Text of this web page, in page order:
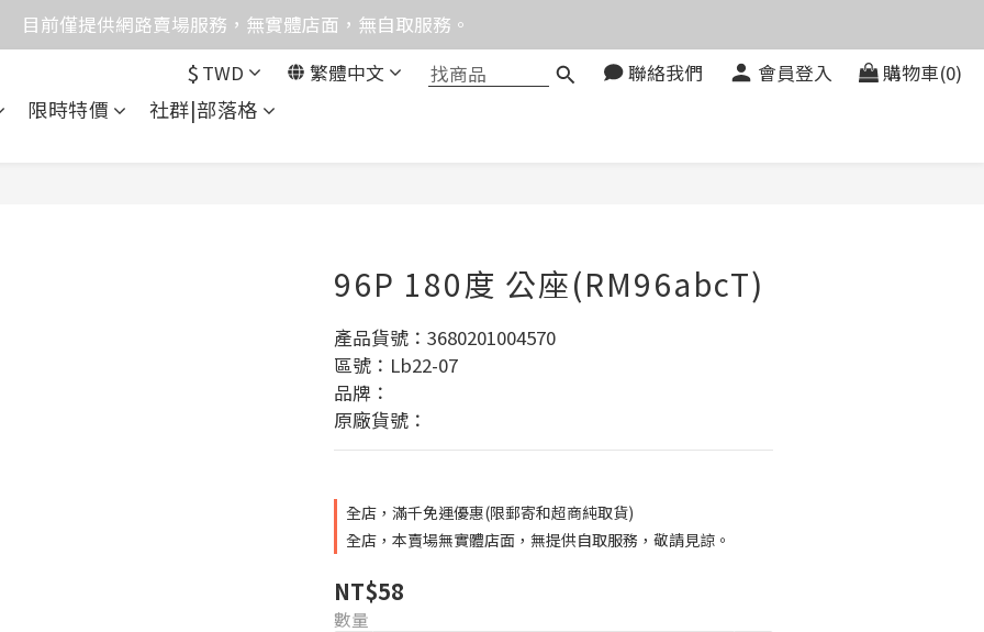
均含稅，下單享優惠！歡迎大量採購，由專人提供專案報價。
目前僅提供網路賣場服務，無實體店面，無自取服務。
異常，暫時無法正常接聽來電，請改播0989250580或是0962083580
均含稅，下單享優惠！歡迎大量採購，由專人提供專案報價。
$ TWD 繁體中文 聯絡我們 會員登入 購物車(0)
限時特價 社群|部落格
96P 180度 公座(RM96abcT)
產品貨號：3680201004570
區號：Lb22-07
品牌：
原廠貨號：
全店，滿千免運優惠(限郵寄和超商純取貨)
全店，本賣場無實體店面，無提供自取服務，敬請見諒。
NT$58
數量